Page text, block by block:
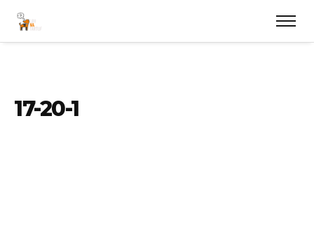
17-20-1